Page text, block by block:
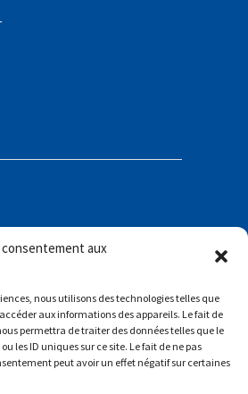
consentement aux
nous utilisons des technologies telles que
aux informations des appareils. Le fait de
permettra de traiter des données telles que le
les ID uniques sur ce site. Le fait de ne pas
peut avoir un effet négatif sur certaines